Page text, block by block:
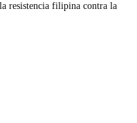
resistencia filipina contra la